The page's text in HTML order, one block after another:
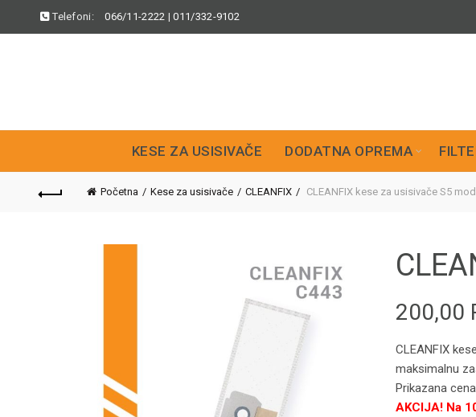
Telefoni: 066/11-2222 |011/332-9102
KESE ZA USISIVAČE DODATNA OPREMA
Početna Kese za usisivače CLEANFIX CLEANFIX kese za usisivače S5
200,00
CLEANFIX
maksimalnu
Prikazana
AKCIJA! Na